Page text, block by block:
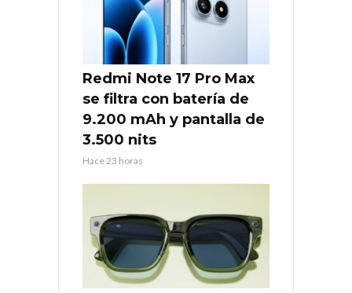
Redmi Note 17 Pro Max
se filtra con batería de
9.200 mAh y pantalla de
3.500 nits
Hace 23 horas